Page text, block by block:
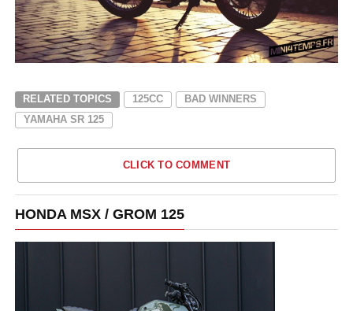
RELATED TOPICS 125CC
BAD WINNERS
YAMAHA SR 125
CLICK TO COMMENT
HONDA MSX / GROM 125